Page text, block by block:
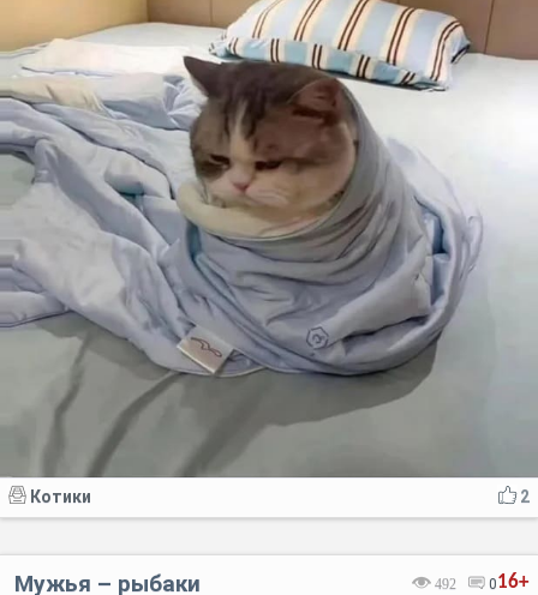
2
Котики
16+
492 0
Мужья – рыбаки